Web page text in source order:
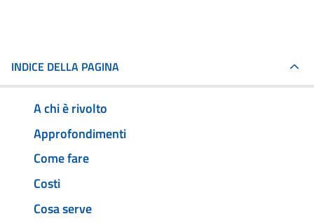
INDICE DELLA PAGINA
A chi è rivolto
Approfondimenti
Come fare
Costi
Cosa serve